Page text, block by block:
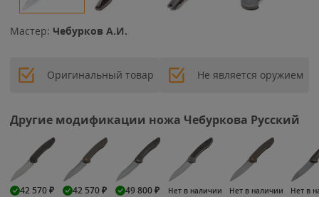
Мастер: Чебурков А.И.
Оригинальный товар Не является оружием
Другие модификации ножа Чебуркова Русский
42 570₽ 42 570₽ 49 800₽ Нет в наличии Нет в наличии Нет в